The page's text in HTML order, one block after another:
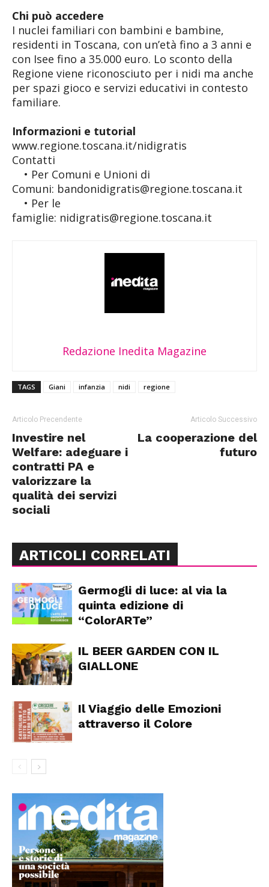
Chi può accedere
I nuclei familiari con bambini e bambine,
residenti in Toscana, con un’età fino a 3 anni e
con Isee fino a 35.000 euro. Lo sconto della
Regione viene riconosciuto per i nidi ma anche
per spazi gioco e servizi educativi in contesto
familiare.
Informazioni e tutorial
www.regione.toscana.it/nidigratis
Contatti
• Per Comuni e Unioni di
Comuni: bandonidigratis@regione.toscana.it
• Per le
famiglie: nidigratis@regione.toscana.it
Redazione Inedita Magazine
TAGS Giani infanzia nidi regione
Articolo Precendente
Investire nel
Welfare: adeguare i
contratti PA e
valorizzare la
qualità dei servizi
sociali
Articolo Successivo
La cooperazione del
futuro
ARTICOLI CORRELATI
Germogli di luce: al via la
quinta edizione di
“ColorARTe”
IL BEER GARDEN CON IL
GIALLONE
Il Viaggio delle Emozioni
attraverso il Colore